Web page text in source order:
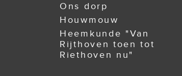
Ons dorp
Houwmouw
Heemkunde "Van
Rijthoven toen tot
Riethoven nu"